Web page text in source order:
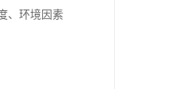
、环境因素